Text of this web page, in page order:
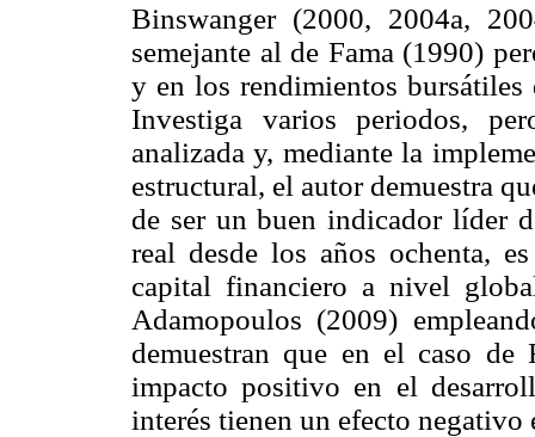
Binswanger (2000, 2004a,
semejante al de Fama (1990)
y en los rendimientos
Investiga varios periodos,
analizada y, mediante la
estructural, el autor demuestra
de ser un buen indicador líder
real desde los años ochenta,
capital financiero a nivel
Adamopoulos (2009)
demuestran que en el caso
impacto positivo en el
interés tienen un efecto negativo